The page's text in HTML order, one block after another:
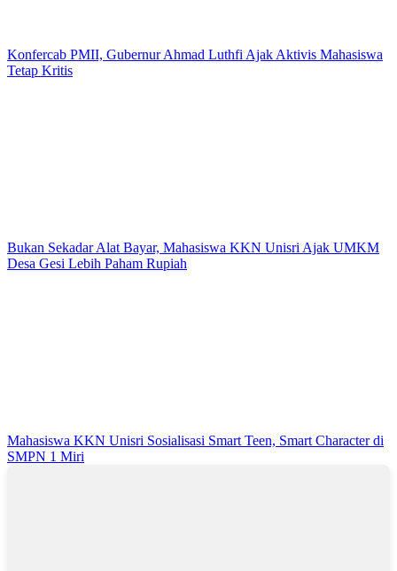
Konfercab PMII, Gubernur Ahmad Luthfi Ajak Aktivis Mahasiswa
Tetap Kritis
Bukan Sekadar Alat Bayar, Mahasiswa KKN Unisri Ajak UMKM
Desa Gesi Lebih Paham Rupiah
Mahasiswa KKN Unisri Sosialisasi Smart Teen, Smart Character di
SMPN 1 Miri